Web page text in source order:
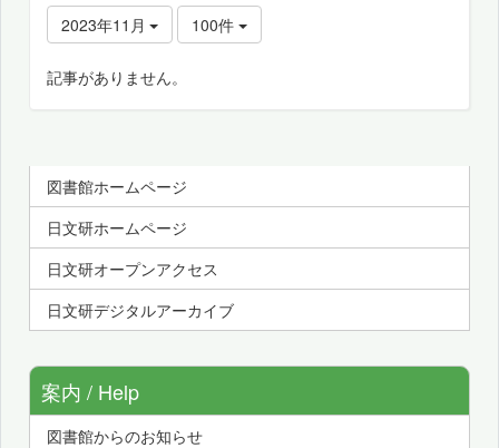
2023年11月 100件
記事がありません。
図書館ホームページ
日文研ホームページ
日文研オープンアクセス
日文研デジタルアーカイブ
案内 / Help
図書館からのお知らせ